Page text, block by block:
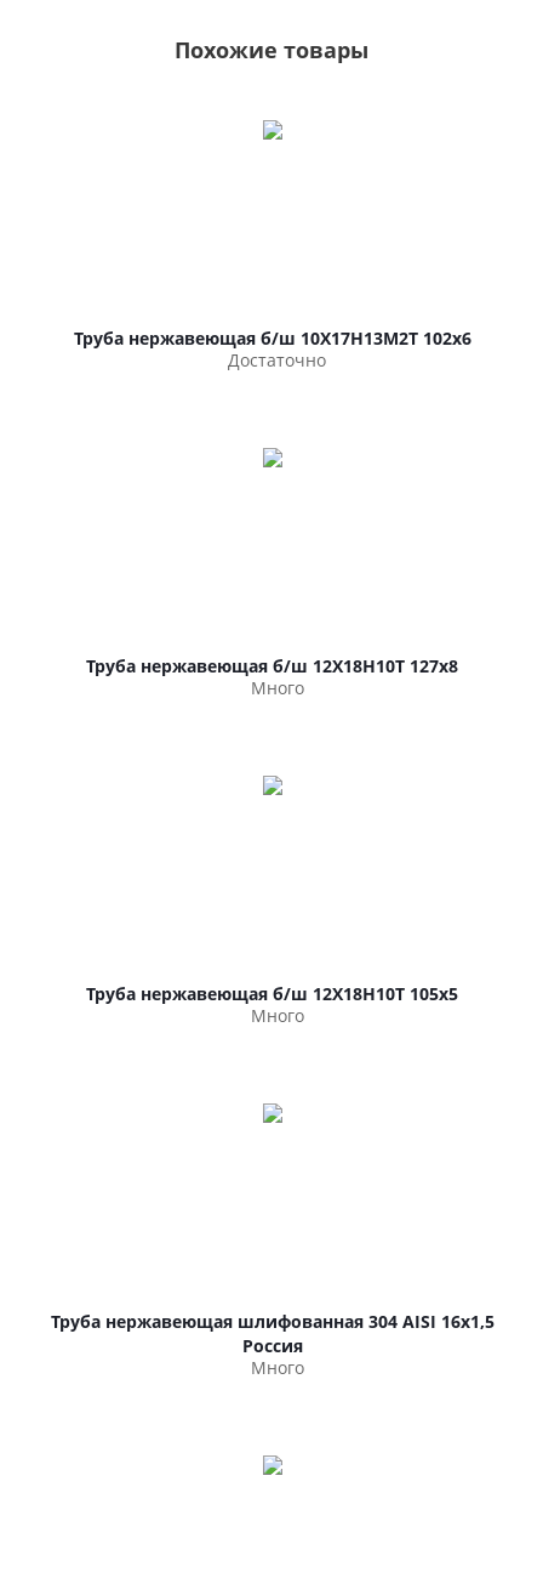
Похожие товары
Труба нержавеющая б/ш 10Х17Н13М2Т 102х6
Достаточно
Труба нержавеющая б/ш 12Х18Н10Т 127х8
Много
Труба нержавеющая б/ш 12Х18Н10Т 105х5
Много
Труба нержавеющая шлифованная 304 AISI 16х1,5
Россия
Много